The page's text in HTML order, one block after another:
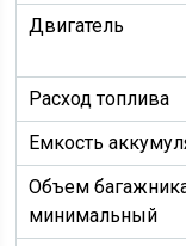
Двигатель
Расход топлива
Емкость
Объем
минимальный